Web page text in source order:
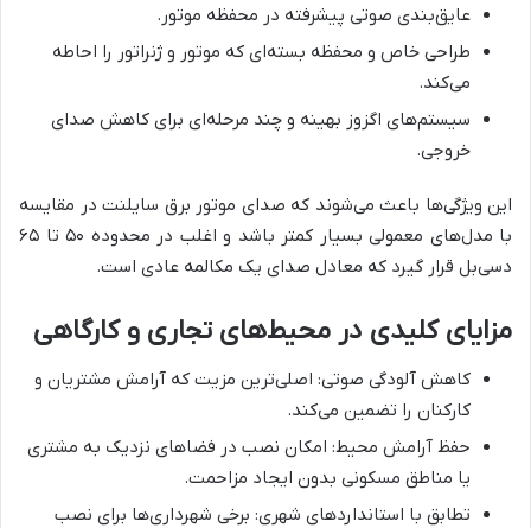
عایق‌بندی صوتی پیشرفته در محفظه موتور.
طراحی خاص و محفظه بسته‌ای که موتور و ژنراتور را احاطه
می‌کند.
سیستم‌های اگزوز بهینه و چند مرحله‌ای برای کاهش صدای
خروجی.
این ویژگی‌ها باعث می‌شوند که صدای موتور برق سایلنت در مقایسه
با مدل‌های معمولی بسیار کمتر باشد و اغلب در محدوده ۵۰ تا ۶۵
دسی‌بل قرار گیرد که معادل صدای یک مکالمه عادی است.
مزایای کلیدی در محیط‌های تجاری و کارگاهی
کاهش آلودگی صوتی: اصلی‌ترین مزیت که آرامش مشتریان و
کارکنان را تضمین می‌کند.
حفظ آرامش محیط: امکان نصب در فضاهای نزدیک به مشتری
یا مناطق مسکونی بدون ایجاد مزاحمت.
تطابق با استانداردهای شهری: برخی شهرداری‌ها برای نصب